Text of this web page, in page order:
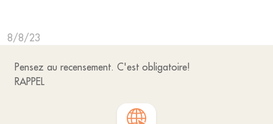
8/8/23
Pensez au recensement. C'est obligatoire!
RAPPEL